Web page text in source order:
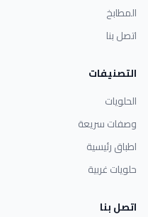
المطابخ
اتصل بنا
التصنيفات
الحلويات
وصفات سريعة
اطباق رئيسية
حلويات غربية
اتصل بنا